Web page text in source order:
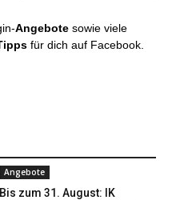
Angebote sowie viele
für dich auf Facebook.
Angebote
Bis zum 31. August: IK